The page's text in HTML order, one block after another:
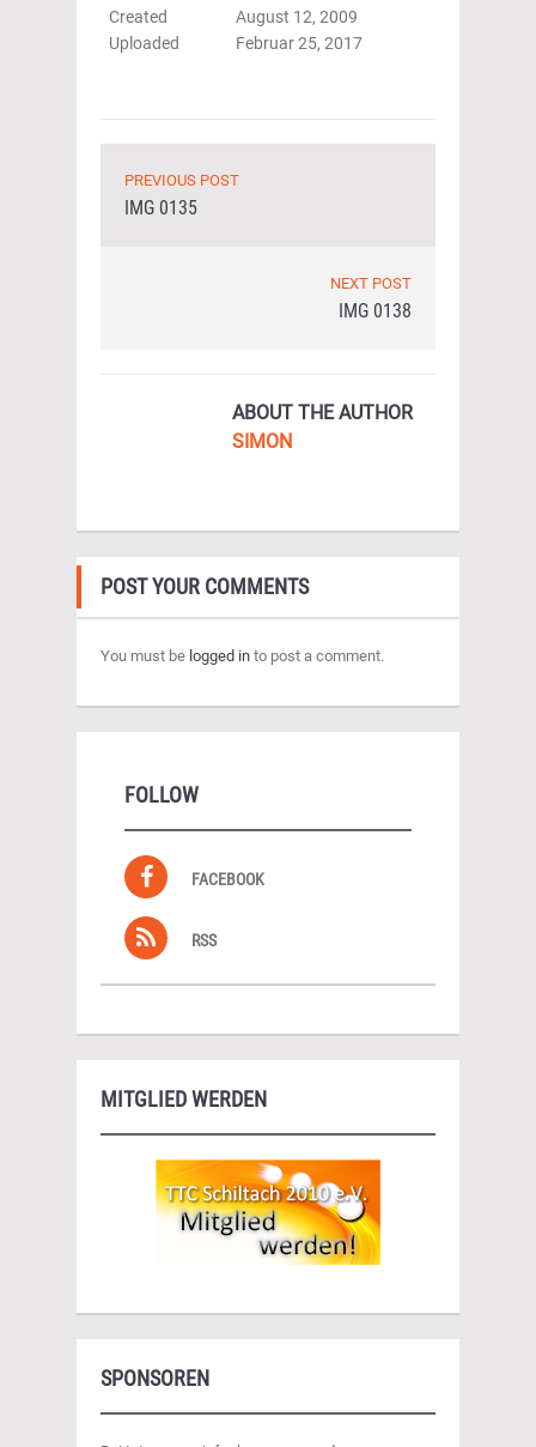
Created
August 12, 2009
Uploaded
Februar 25, 2017
PREVIOUS POST
IMG 0135
NEXT POST
IMG 0138
ABOUT THE AUTHOR
SIMON
POST YOUR COMMENTS
You must be logged in to post a comment.
FOLLOW
FACEBOOK
RSS
MITGLIED WERDEN
SPONSOREN